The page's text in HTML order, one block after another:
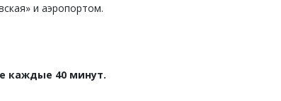
и аэропортом.
каждые 40 минут.